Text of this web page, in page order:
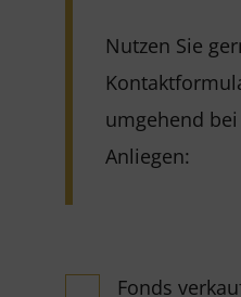
Nutzen Sie
umgehend
Anliegen:
Fonds